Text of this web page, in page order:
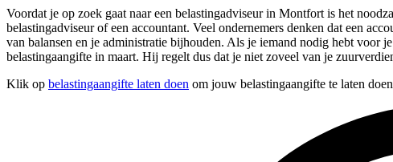
Voordat je op zoek gaat naar een belastingadviseur in Montfort is het
belastingadviseur of een accountant. Veel ondernemers denken dat een
van balansen en je administratie bijhouden. Als je iemand nodig hebt voor
belastingaangifte in maart. Hij regelt dus dat je niet zoveel van je
Klik op belastingaangifte laten doen om jouw belastingaangifte te laten